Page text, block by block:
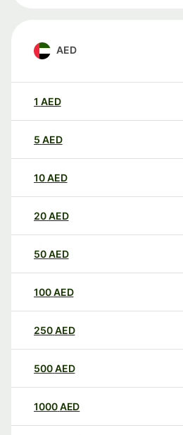
AED
1 AED
5 AED
10AED
20AED
50AED
100AED
250AED
500AED
1000AED